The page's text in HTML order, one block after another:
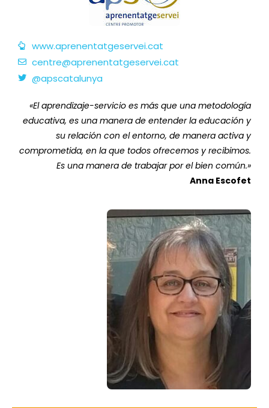
www.aprenentatgeservei.cat
centre@aprenentatgeservei.cat
@apscatalunya
«El aprendizaje-servicio es más que una metodología
educativa, es una manera de entender la educación y
su relación con el entorno, de manera activa y
comprometida, en la que todos ofrecemos y recibimos.
Es una manera de trabajar por el bien común.»
Anna Escofet